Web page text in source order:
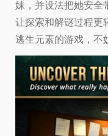
妹，并设法把她安全
让探索和解谜过程更
逃生元素的游戏，不